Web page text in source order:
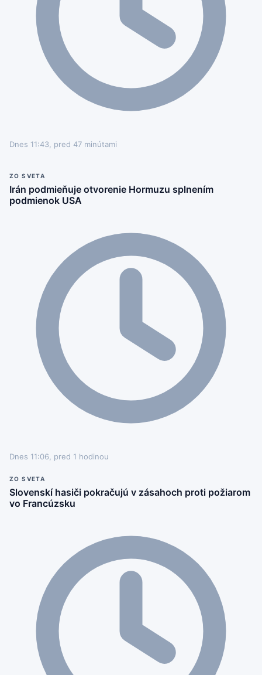
Dnes 11:43, pred 47 minútami
ZO SVETA
Irán podmieňuje otvorenie Hormuzu splnením
podmienok USA
Dnes 11:06, pred 1 hodinou
ZO SVETA
Slovenskí hasiči pokračujú v zásahoch proti požiarom
vo Francúzsku